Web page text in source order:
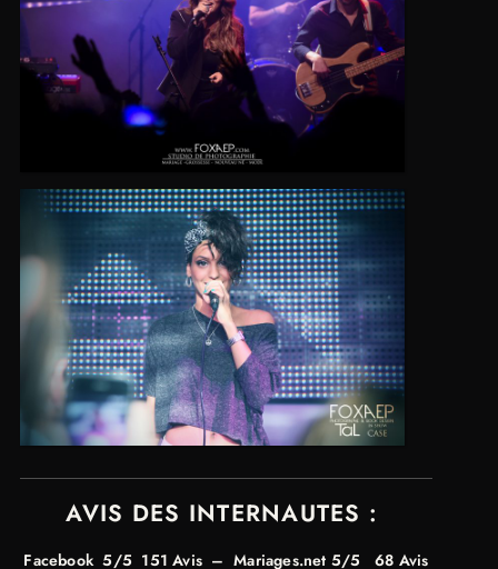
AVIS DES INTERNAUTES :
Facebook 5/5 151 Avis –Mariages.net 5/5 68 Avis